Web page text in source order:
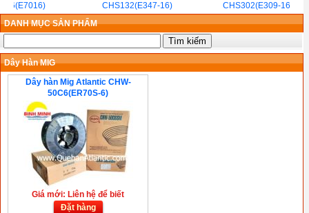
CHS132(E347-16)
CHS302(E309-16)
DANH MỤC SẢN PHẨM
Dây Hàn MIG
Dây hàn Mig Atlantic CHW-
50C6(ER70S-6)
Giá mới: Liên hệ để biết
Đặt hàng